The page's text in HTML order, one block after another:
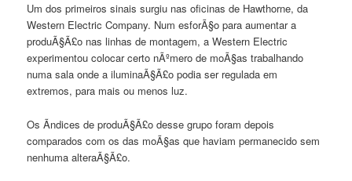
Um dos primeiros sinais surgiu nas oficinas de Hawthorne, da
Western Electric Company. Num esforÃ§o para aumentar a
produÃ§Ã£o nas linhas de montagem, a Western Electric
experimentou colocar certo nÃºmero de moÃ§as trabalhando
numa sala onde a iluminaÃ§Ã£o podia ser regulada em
extremos, para mais ou menos luz.
Os Ã­ndices de produÃ§Ã£o desse grupo foram depois
comparados com os das moÃ§as que haviam permanecido sem
nenhuma alteraÃ§Ã£o.